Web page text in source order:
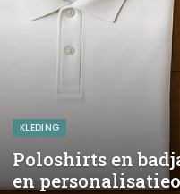
KLEDING
Poloshirts en
en